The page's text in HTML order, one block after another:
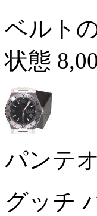
ベルト
状態
パンテ
グッチ